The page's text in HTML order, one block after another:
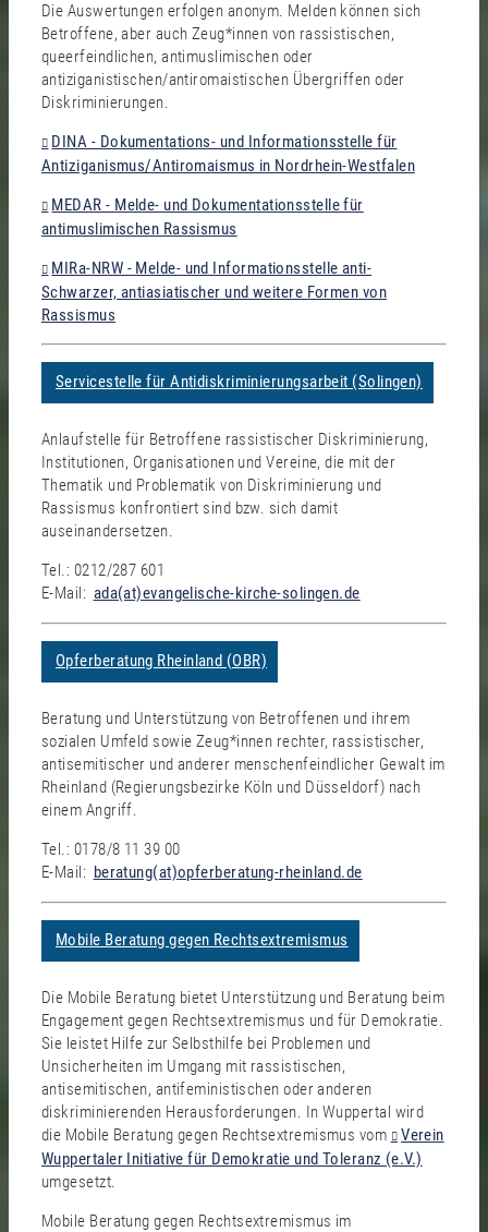
Die Auswertungen erfolgen anonym. Melden können sich
Betroffene, aber auch Zeug*innen von rassistischen,
queerfeindlichen, antimuslimischen oder
antiziganistischen/antiromaistischen Übergriffen oder
Diskriminierungen.
DINA - Dokumentations- und Informationsstelle für
Antiziganismus/Antiromaismus in Nordrhein-Westfalen
MEDAR - Melde- und Dokumentationsstelle für
antimuslimischen Rassismus
MIRa-NRW - Melde- und Informationsstelle anti-
Schwarzer, antiasiatischer und weitere Formen von
Rassismus
Servicestelle für Antidiskriminierungsarbeit (Solingen)
Anlaufstelle für Betroffene rassistischer Diskriminierung,
Institutionen, Organisationen und Vereine, die mit der
Thematik und Problematik von Diskriminierung und
Rassismus konfrontiert sind bzw. sich damit
auseinandersetzen.
Tel.: 0212/287 601
E-Mail: ada(at)evangelische-kirche-solingen.de
Opferberatung Rheinland (OBR)
Beratung und Unterstützung von Betroffenen und ihrem
sozialen Umfeld sowie Zeug*innen rechter, rassistischer,
antisemitischer und anderer menschenfeindlicher Gewalt im
Rheinland (Regierungsbezirke Köln und Düsseldorf) nach
einem Angriff.
Tel.: 0178/8 11 39 00
E-Mail: beratung(at)opferberatung-rheinland.de
Mobile Beratung gegen Rechtsextremismus
Die Mobile Beratung bietet Unterstützung und Beratung beim
Engagement gegen Rechtsextremismus und für Demokratie.
Sie leistet Hilfe zur Selbsthilfe bei Problemen und
Unsicherheiten im Umgang mit rassistischen,
antisemitischen, antifeministischen oder anderen
diskriminierenden Herausforderungen. In Wuppertal wird
die Mobile Beratung gegen Rechtsextremismus vom
Verein
Wuppertaler Initiative für Demokratie und Toleranz (e.V.)
umgesetzt.
Mobile Beratung gegen Rechtsextremismus im